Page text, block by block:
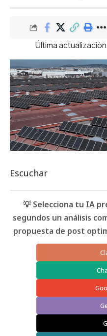
Última
Escuchar
💡 Selecciona tu IA
segundos un análisis
propuesta de post